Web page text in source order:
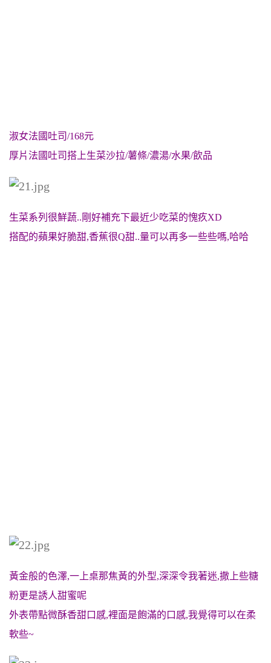
淑女法國吐司/168元
厚片法國吐司搭上生菜沙拉/薯條/濃湯/水果/飲品
生菜系列很鮮蔬..剛好補充下最近少吃菜的愧疚XD
搭配的蘋果好脆甜,香蕉很Q甜..量可以再多一些些嗎,哈哈
黃金般的色澤,一上桌那焦黃的外型,深深令我著迷,撒上些糖
粉更是誘人甜蜜呢
外表帶點微酥香甜口感,裡面是飽滿的口感,我覺得可以在柔
軟些~